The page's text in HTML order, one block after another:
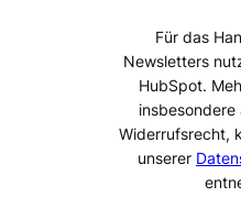
Für das
Newsletters
HubSpot.
insbesondere
Widerrufsrecht,
unserer